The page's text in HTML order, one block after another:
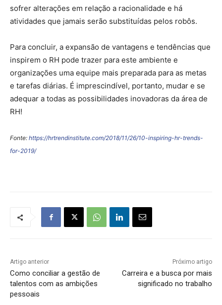
sofrer alterações em relação a racionalidade e há
atividades que jamais serão substituídas pelos robôs.
Para concluir, a expansão de vantagens e tendências que
inspirem o RH pode trazer para este ambiente e
organizações uma equipe mais preparada para as metas
e tarefas diárias. É imprescindível, portanto, mudar e se
adequar a todas as possibilidades inovadoras da área de
RH!
Fonte: https://hrtrendinstitute.com/2018/11/26/10-inspiring-hr-trends-
for-2019/
Artigo anterior
Como conciliar a gestão de
talentos com as ambições
pessoais
Próximo artigo
Carreira e a busca por mais
significado no trabalho